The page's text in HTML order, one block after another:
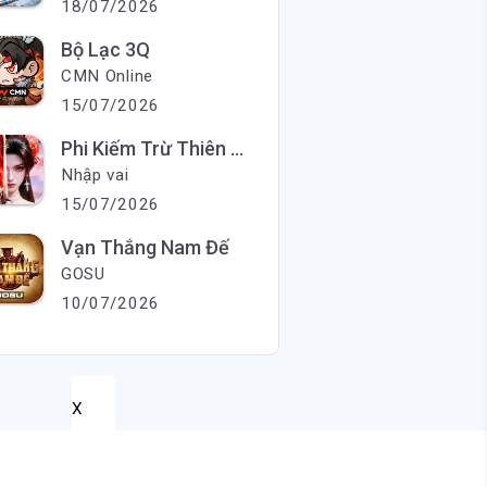
18/07/2026
Bộ Lạc 3Q
CMN Online
15/07/2026
Phi Kiếm Trừ Thiên Ma
Nhập vai
15/07/2026
Vạn Thắng Nam Đế
GOSU
10/07/2026
X